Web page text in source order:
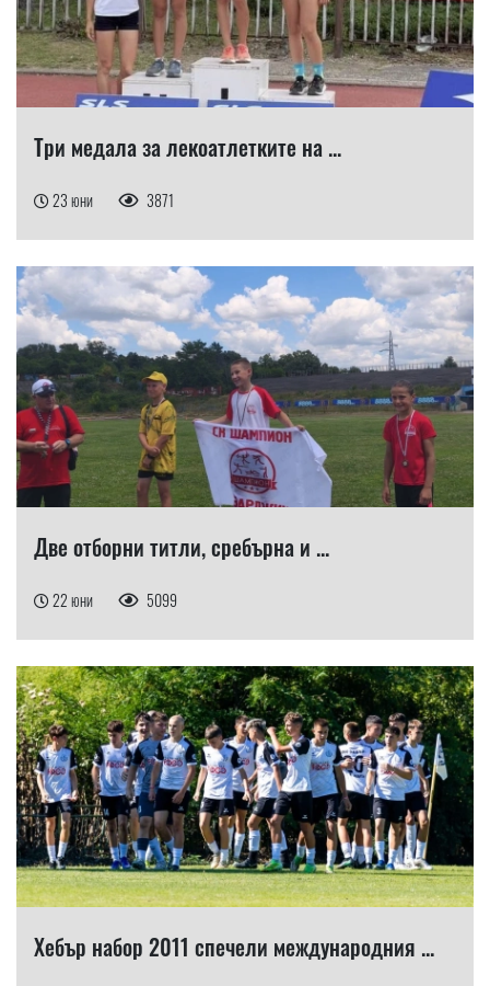
Три медала за лекоатлетките на ...
23 юни 3871
Две отборни титли, сребърна и ...
22 юни 5099
Хебър набор 2011 спечели международния ...